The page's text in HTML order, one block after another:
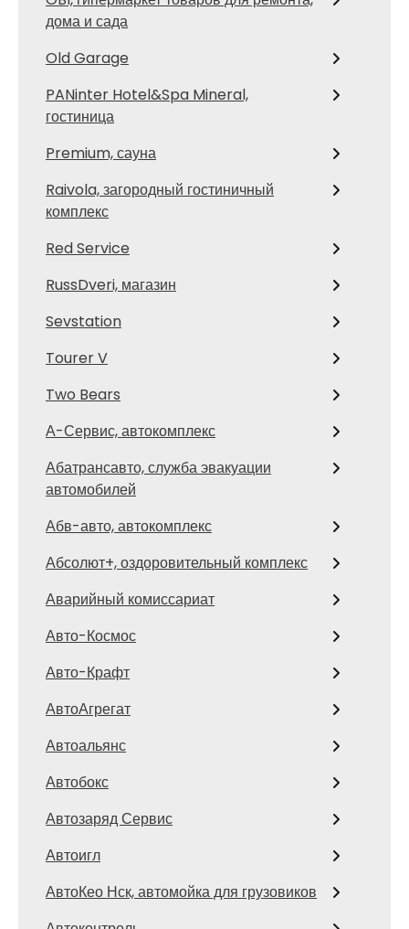
дома и сада
Old Garage
PANinter Hotel&Spa Mineral,
гостиница
Premium, сауна
Raivola, загородный гостиничный
комплекс
Red Service
RussDveri, магазин
Sevstation
Tourer V
Two Bears
А-Сервис, автокомплекс
Абатрансавто, служба эвакуации
автомобилей
Абв-авто, автокомплекс
Абсолют+, оздоровительный комплекс
Аварийный комиссариат
Авто-Космос
Авто-Крафт
АвтоАгрегат
Автоальянс
Автобокс
Автозаряд Сервис
Автоигл
АвтоКео Нск, автомойка для грузовиков